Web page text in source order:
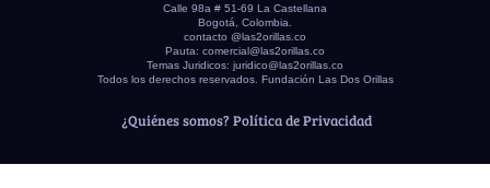
Calle 98a # 51-69 La Castellana
Bogotá, Colombia.
contacto @las2orillas.co
Pauta: comercial@las2orillas.co
Temas Juridicos: juridico@las2orillas.co
Todos los derechos reservados. Fundación Las Dos Orillas
¿Quiénes somos? Política de Privacidad